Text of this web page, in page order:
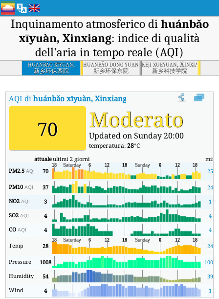
Inquinamento atmosferico di huánbǎo
xīyuàn, Xinxiang: indice di qualità
dell'aria in tempo reale (AQI)
huanbǎo xīyuan,
Xinxiang
新乡环保西院
huanbǎo dōng yuan, Xinxiang
新乡环保东院
kēji xueyuan, Xinxiang
新乡科技学院
AQI dihuánbǎo xīyuàn, Xinxiang Indice di qualità dell'aria in
70 Moderato
Updated on Sunday 20:00
temperatura:28°C
attualeultimi 2 giorni min
PM2.5AQI 70 25
PM10AQI 37
24
NO2AQI 3
1
SO2AQI 4
4
COAQI 4 4
Temp 28 24
Pressure 1008 1006
Humidity
54
39
Wind
4 1